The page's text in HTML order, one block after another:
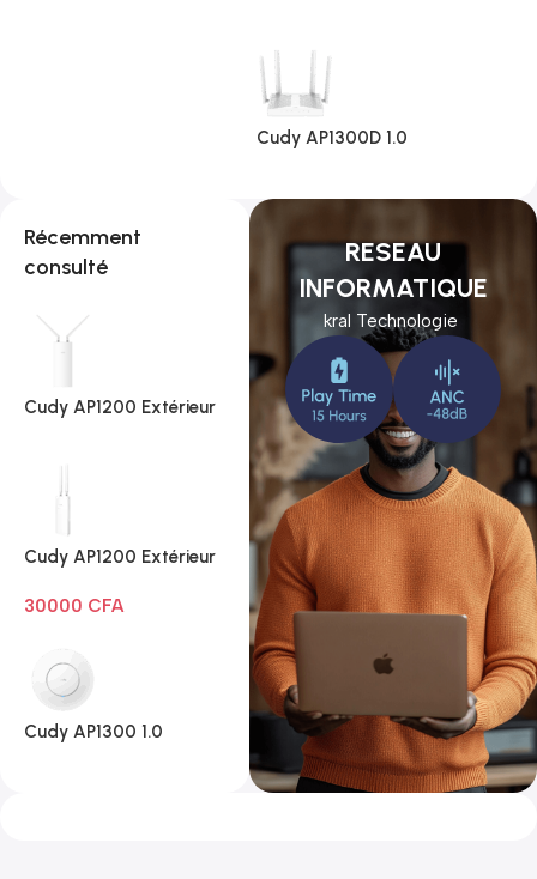
Récemment
consulté
Cudy AP1200 Extérieur
Cudy AP1200 Extérieur
30000 CFA
Cudy AP1300 1.0
RESEAU
INFORMATIQUE
kral Technologie
Cudy AP1300D 1.0